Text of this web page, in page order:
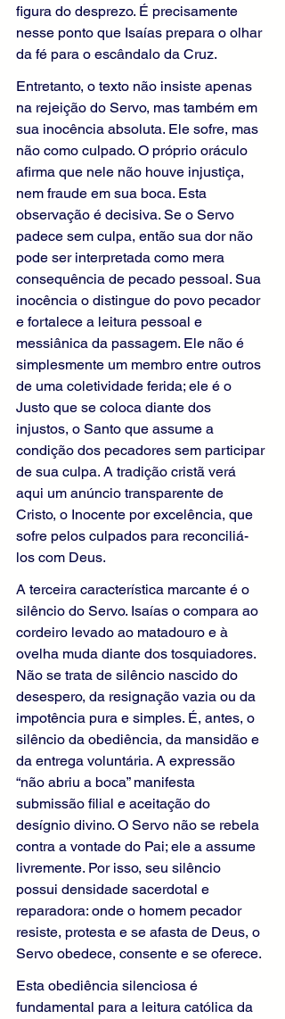
figura do desprezo. É precisamente
nesse ponto que Isaías prepara o olhar
da fé para o escândalo da Cruz.
Entretanto, o texto não insiste apenas
na rejeição do Servo, mas também em
sua inocência absoluta. Ele sofre, mas
não como culpado. O próprio oráculo
afirma que nele não houve injustiça,
nem fraude em sua boca. Esta
observação é decisiva. Se o Servo
padece sem culpa, então sua dor não
pode ser interpretada como mera
consequência de pecado pessoal. Sua
inocência o distingue do povo pecador
e fortalece a leitura pessoal e
messiânica da passagem. Ele não é
simplesmente um membro entre outros
de uma coletividade ferida; ele é o
Justo que se coloca diante dos
injustos, o Santo que assume a
condição dos pecadores sem participar
de sua culpa. A tradição cristã verá
aqui um anúncio transparente de
Cristo, o Inocente por excelência, que
sofre pelos culpados para reconciliá-
los com Deus.
A terceira característica marcante é o
silêncio do Servo. Isaías o compara ao
cordeiro levado ao matadouro e à
ovelha muda diante dos tosquiadores.
Não se trata de silêncio nascido do
desespero, da resignação vazia ou da
impotência pura e simples. É, antes, o
silêncio da obediência, da mansidão e
da entrega voluntária. A expressão
“não abriu a boca” manifesta
submissão filial e aceitação do
desígnio divino. O Servo não se rebela
contra a vontade do Pai; ele a assume
livremente. Por isso, seu silêncio
possui densidade sacerdotal e
reparadora: onde o homem pecador
resiste, protesta e se afasta de Deus, o
Servo obedece, consente e se oferece.
Esta obediência silenciosa é
fundamental para a leitura católica da